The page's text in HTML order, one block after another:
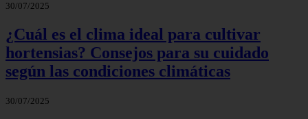
30/07/2025
¿Cuál es el clima ideal para cultivar
hortensias? Consejos para su cuidado
según las condiciones climáticas
30/07/2025